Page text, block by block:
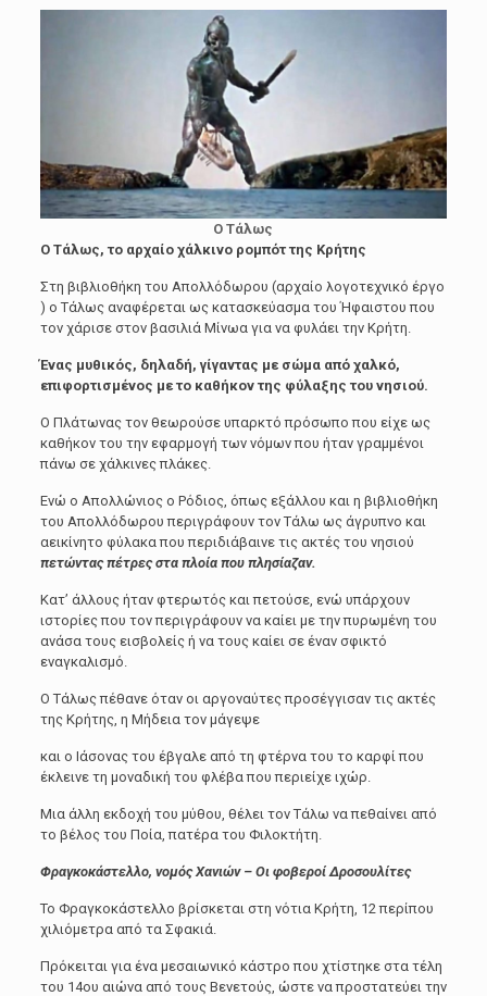
Ο Τάλως
Ο Τάλως, το αρχαίο χάλκινο ρομπότ της Κρήτης
Στη βιβλιοθήκη του Απολλόδωρου (αρχαίο λογοτεχνικό έργο
) ο Τάλως αναφέρεται ως κατασκεύασμα του Ήφαιστου που
τον χάρισε στον βασιλιά Μίνωα για να φυλάει την Κρήτη.
Ένας μυθικός, δηλαδή, γίγαντας με σώμα από χαλκό,
επιφορτισμένος με το καθήκον της φύλαξης του νησιού.
Ο Πλάτωνας τον θεωρούσε υπαρκτό πρόσωπο που είχε ως
καθήκον του την εφαρμογή των νόμων που ήταν γραμμένοι
πάνω σε χάλκινες πλάκες.
Ενώ ο Απολλώνιος ο Ρόδιος, όπως εξάλλου και η βιβλιοθήκη
του Απολλόδωρου περιγράφουν τον Τάλω ως άγρυπνο και
αεικίνητο φύλακα που περιδιάβαινε τις ακτές του νησιού
πετώντας πέτρες στα πλοία που πλησίαζαν.
Κατ’ άλλους ήταν φτερωτός και πετούσε, ενώ υπάρχουν
ιστορίες που τον περιγράφουν να καίει με την πυρωμένη του
ανάσα τους εισβολείς ή να τους καίει σε έναν σφικτό
εναγκαλισμό.
Ο Τάλως πέθανε όταν οι αργοναύτες προσέγγισαν τις ακτές
της Κρήτης, η Μήδεια τον μάγεψε
και ο Ιάσονας του έβγαλε από τη φτέρνα του το καρφί που
έκλεινε τη μοναδική του φλέβα που περιείχε ιχώρ.
Μια άλλη εκδοχή του μύθου, θέλει τον Τάλω να πεθαίνει από
το βέλος του Ποία, πατέρα του Φιλοκτήτη.
Φραγκοκάστελλο, νομός Χανιών – Οι φοβεροί Δροσουλίτες
Το Φραγκοκάστελλο βρίσκεται στη νότια Κρήτη, 12 περίπου
χιλιόμετρα από τα Σφακιά.
Πρόκειται για ένα μεσαιωνικό κάστρο που χτίστηκε στα τέλη
του 14ου αιώνα από τους Βενετούς, ώστε να προστατεύει την